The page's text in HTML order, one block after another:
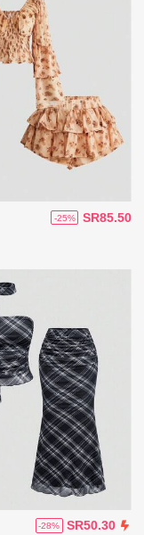
SR85.50
-25%
SR50.30
-28%